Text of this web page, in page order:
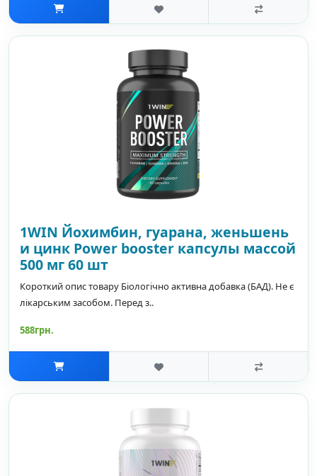
1WIN Йохимбин, гуарана, женьшень
и цинк Power booster капсулы массой
500 мг 60 шт
Короткий опис товару Біологічно активна добавка (БАД). Не є
лікарським засобом. Перед з..
588грн.